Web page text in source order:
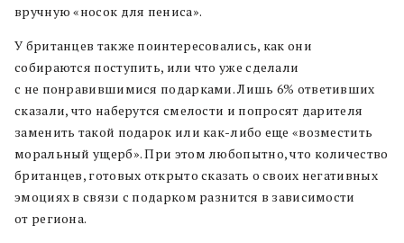
вручную «носок для пениса».
У британцев также поинтересовались, как они
собираются поступить, или что уже сделали
с не понравившимися подарками. Лишь 6% ответивших
сказали, что наберутся смелости и попросят дарителя
заменить такой подарок или как-либо еще «возместить
моральный ущерб». При этом любопытно, что количество
британцев, готовых открыто сказать о своих негативных
эмоциях в связи с подарком разнится в зависимости
от региона.